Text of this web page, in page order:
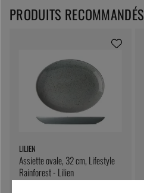
LILIEN
Assiette ovale, 32 cm, Lifestyle
Rainforest - Lilien
PRODUITS RECOMMANDÉS